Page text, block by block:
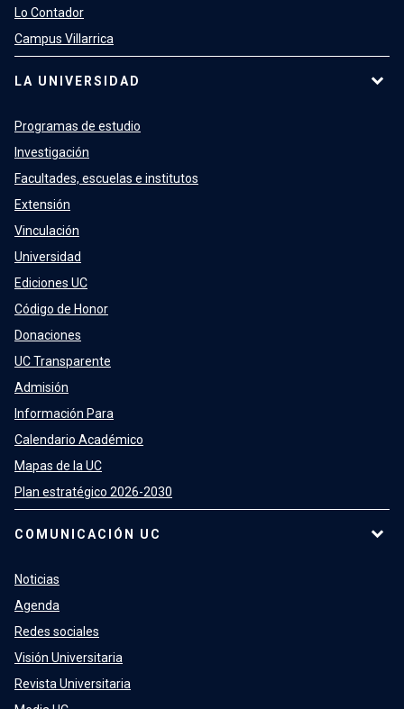
Lo Contador
Campus Villarrica
LA UNIVERSIDAD
Programas de estudio
Investigación
Facultades, escuelas e institutos
Extensión
Vinculación
Universidad
Ediciones UC
Código de Honor
Donaciones
UC Transparente
Admisión
Información Para
Calendario Académico
Mapas de la UC
Plan estratégico 2026-2030
COMUNICACIÓN UC
Noticias
Agenda
Redes sociales
Visión Universitaria
Revista Universitaria